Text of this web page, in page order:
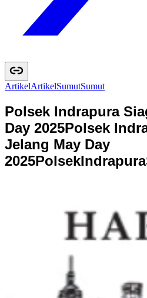
ArtikelArtikelSumutSumut
Polsek Indrapura
Day 2025Polsek
Jelang May Day
2025PolsekIndrapura